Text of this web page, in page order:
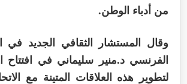
من أدباء الوطن.
وقال المستشار الثقافي الجديد في
الفرنسي د.منير سليماني في افتتاح
لتطوير هذه العلاقات المتينة مع